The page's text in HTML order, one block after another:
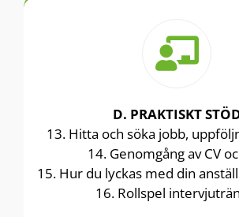
D. PRAKTISKT
13. Hitta och söka jobb,
14. Genomgång av CV
15. Hur du lyckas med din
16. Rollspel